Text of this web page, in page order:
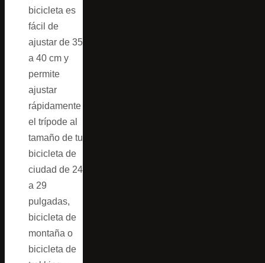
bicicleta es
fácil de
ajustar de 35
a 40 cm y
permite
ajustar
rápidamente
el trípode al
tamaño de tu
bicicleta de
ciudad de 24
a 29
pulgadas,
bicicleta de
montaña o
bicicleta de